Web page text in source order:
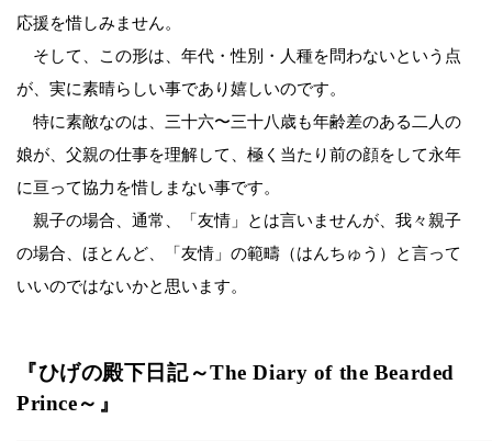
応援を惜しみません。
そして、この形は、年代・性別・人種を問わないという点
が、実に素晴らしい事であり嬉しいのです。
特に素敵なのは、三十六〜三十八歳も年齢差のある二人の
娘が、父親の仕事を理解して、極く当たり前の顔をして永年
に亘って協力を惜しまない事です。
親子の場合、通常、「友情」とは言いませんが、我々親子
の場合、ほとんど、「友情」の範疇（はんちゅう）と言って
いいのではないかと思います。
『ひげの殿下日記～The Diary of the Bearded
Prince～』